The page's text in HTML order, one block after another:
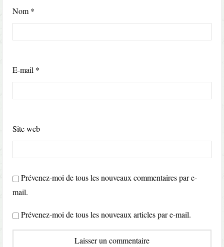
Nom *
E-mail *
Site web
Prévenez-moi de tous les nouveaux commentaires par e-
mail.
Prévenez-moi de tous les nouveaux articles par e-mail.